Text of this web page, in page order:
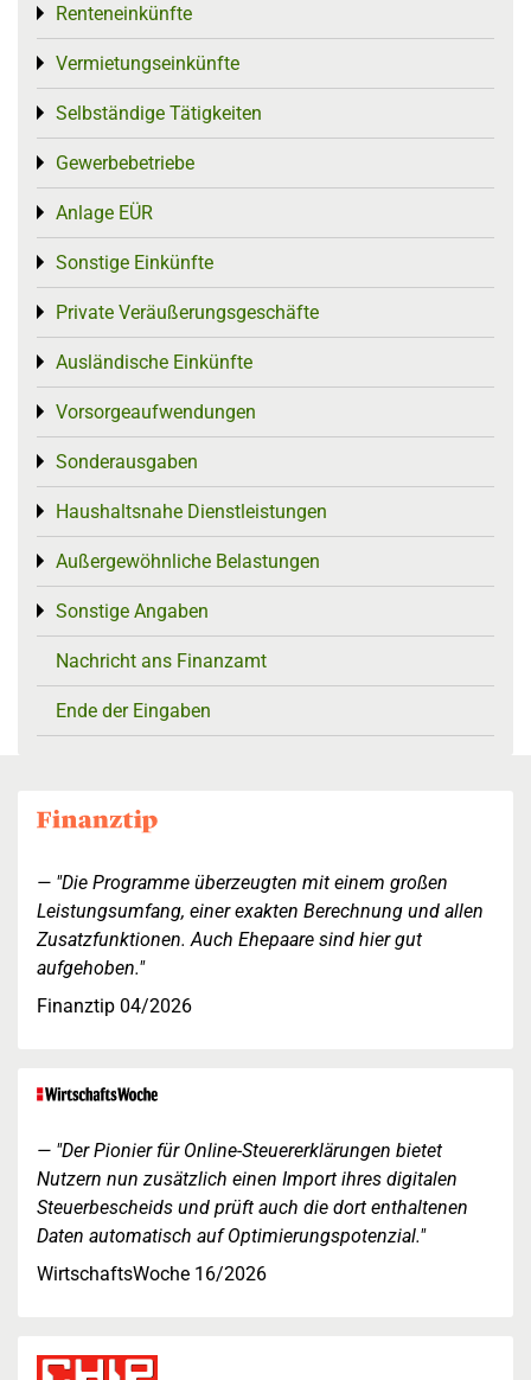
Renteneinkünfte
Toggle menu
Vermietungseinkünfte
Toggle menu
Selbständige Tätigkeiten
Toggle menu
Gewerbebetriebe
Toggle menu
Anlage EÜR
Toggle menu
Sonstige Einkünfte
Toggle menu
Private Veräußerungsgeschäfte
Toggle menu
Ausländische Einkünfte
Toggle menu
Vorsorgeaufwendungen
Toggle menu
Sonderausgaben
Toggle menu
Haushaltsnahe Dienstleistungen
Toggle menu
Außergewöhnliche Belastungen
Toggle menu
Sonstige Angaben
Toggle menu
Nachricht ans Finanzamt
Ende der Eingaben
"Die Programme überzeugten mit einem großen
Leistungsumfang, einer exakten Berechnung und allen
Zusatzfunktionen. Auch Ehepaare sind hier gut
aufgehoben."
Finanztip 04/2026
"Der Pionier für Online-Steuererklärungen bietet
Nutzern nun zusätzlich einen Import ihres digitalen
Steuerbescheids und prüft auch die dort enthaltenen
Daten automatisch auf Optimierungspotenzial."
WirtschaftsWoche 16/2026